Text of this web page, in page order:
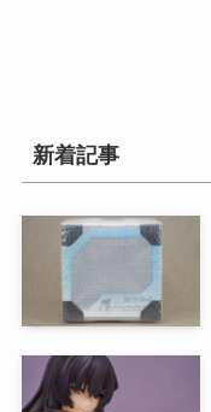
新着記事